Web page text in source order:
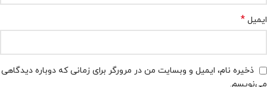
ایمیل *
ذخیره نام، ایمیل و وبسایت من در مرورگر برای زمانی که دوباره دیدگاهی
می‌نویسم.